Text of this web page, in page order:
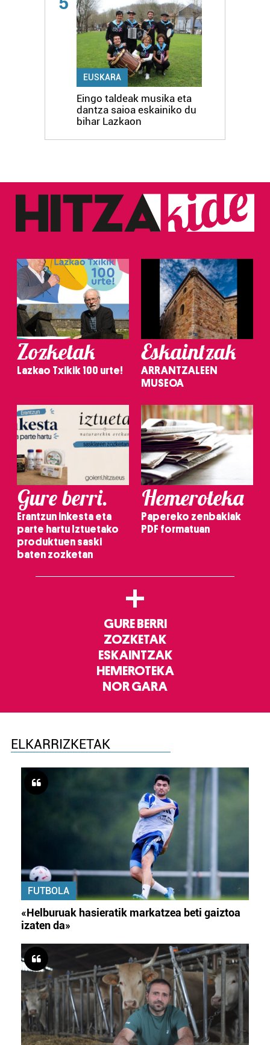
EUSKARA
Eingo taldeak musika eta
dantza saioa eskainiko du
bihar Lazkaon
Zozketak
Lazkao Txikik 100 urte!
Eskaintzak
ARRANTZALEEN
MUSEOA
Gure berri.
Erantzun inkesta eta
parte hartu Iztuetako
produktuen saski
baten zozketan
Hemeroteka
Papereko zenbakiak
PDF formatuan
+
GURE BERRI
ZOZKETAK
ESKAINTZAK
HEMEROTEKA
NOR GARA
ELKARRIZKETAK
FUTBOLA
«Helburuak hasieratik markatzea beti gaiztoa
izaten da»